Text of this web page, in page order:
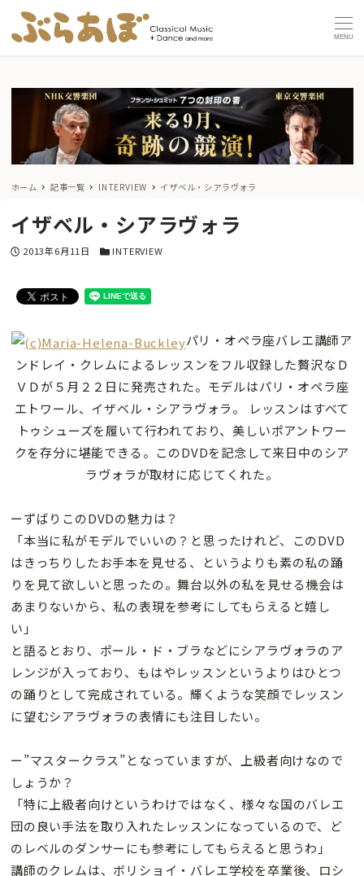
MENU
ホーム 記事一覧 INTERVIEW イザベル・シアラヴォラ
イザベル・シアラヴォラ
投稿日
2013年6月11日 カテゴリー
INTERVIEW
パリ・オペラ座バレエ講師ア
ンドレイ・クレムによるレッスンをフル収録した贅沢なＤ
ＶＤが５月２２日に発売された。 モデルはパリ・オペラ座
エトワール、イザベル・シアラヴォラ。 レッスンはすべて
トゥシューズを履いて行われており、美しいポアントワー
クを存分に堪能できる。このDVDを記念して来日中のシア
ラヴォラが取材に応じてくれた。
ーずばりこのDVDの魅力は？
「本当に私がモデルでいいの？と思ったけれど、このDVD
はきっちりしたお手本を見せる、というよりも素の私の踊
りを見て欲しいと思ったの。舞台以外の私を見せる機会は
あまりないから、私の表現を参考にしてもらえると嬉し
い」
と語るとおり、ポール・ド・ブラなどにシアラヴォラのア
レンジが入っており、もはやレッスンというよりはひとつ
の踊りとして完成されている。輝くような笑顔でレッスン
に望むシアラヴォラの表情にも注目したい。
ー”マスタークラス”となっていますが、上級者向けなので
しょうか？
「特に上級者向けというわけではなく、様々な国のバレエ
団の良い手法を取り入れたレッスンになっているので、ど
のレベルのダンサーにも参考にしてもらえると思うわ」
講師のクレムは、ボリショイ・バレエ学校を卒業後、ロシ